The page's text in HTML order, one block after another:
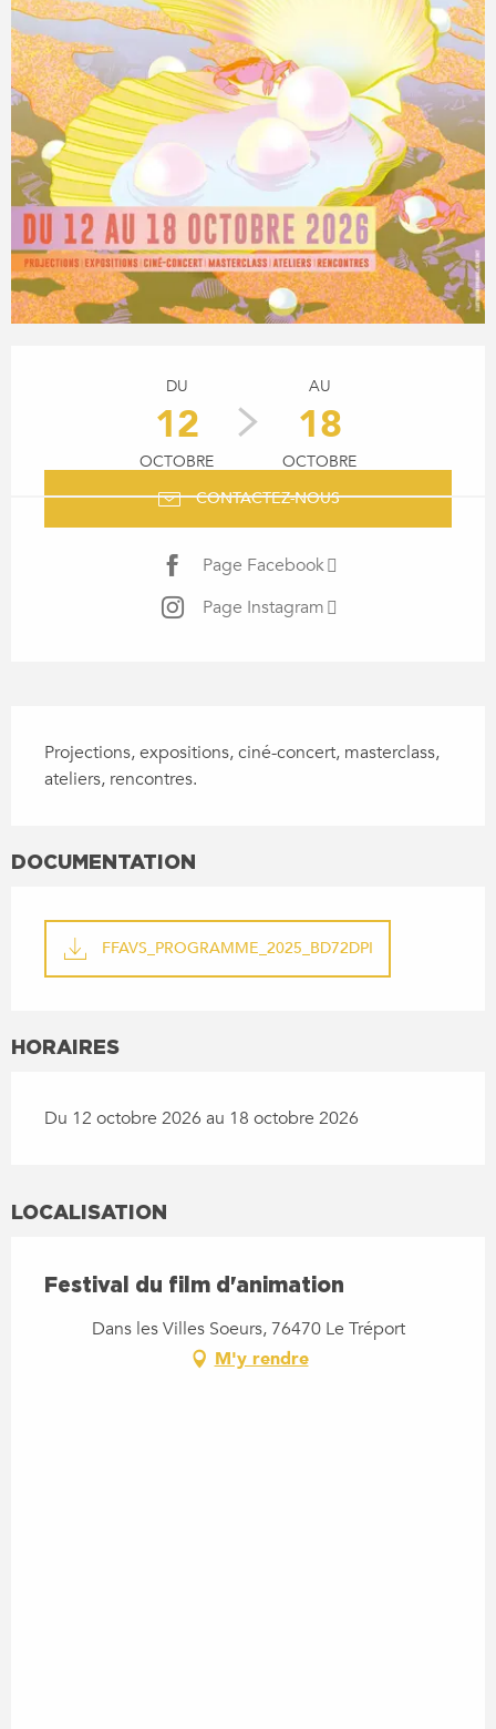
DU
12
OCTOBRE
AU
18
OCTOBRE
CONTACTEZ-NOUS
Page Facebook
Page Instagram
Projections, expositions, ciné-concert, masterclass,
ateliers, rencontres.
DOCUMENTATION
FFAVS_PROGRAMME_2025_BD72DPI
HORAIRES
Du 12 octobre 2026 au 18 octobre 2026
LOCALISATION
Festival du film d'animation
Dans les Villes Soeurs, 76470 Le Tréport
M'y rendre